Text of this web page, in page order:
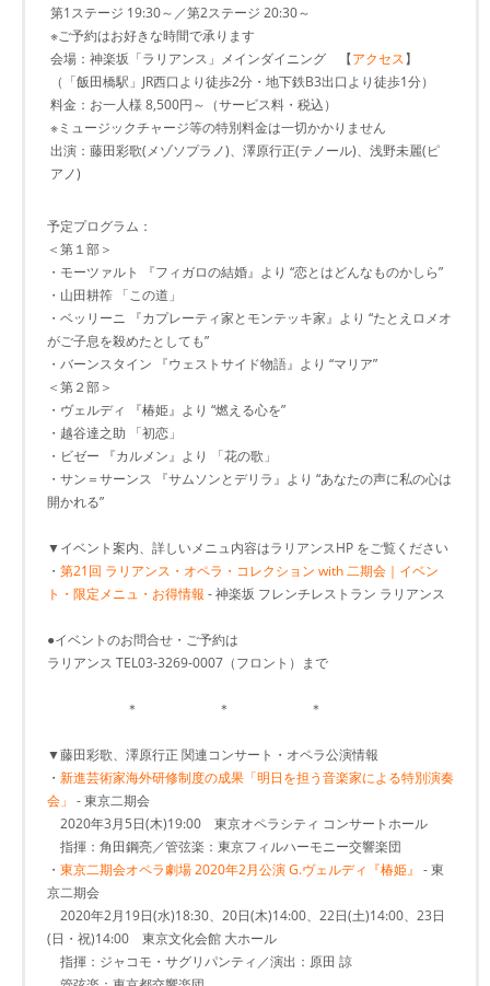
第1ステージ 19:30～／第2ステージ 20:30～
※ご予約はお好きな時間で承ります
会場：神楽坂「ラリアンス」メインダイニング 【アクセス】
（「飯田橋駅」JR西口より徒歩2分・地下鉄B3出口より徒歩1分）
料金：お一人様 8,500円～（サービス料・税込）
※ミュージックチャージ等の特別料金は一切かかりません
出演：藤田彩歌(メゾソプラノ)、澤原行正(テノール)、浅野未麗(ピ
アノ)
予定プログラム：
＜第１部＞
・モーツァルト 『フィガロの結婚』より “恋とはどんなものかしら”
・山田耕筰 「この道」
・ベッリーニ 『カプレーティ家とモンテッキ家』より “たとえロメオ
がご子息を殺めたとしても”
・バーンスタイン 『ウェストサイド物語』より “マリア”
＜第２部＞
・ヴェルディ 『椿姫』より “燃える心を”
・越谷達之助 「初恋」
・ビゼー 『カルメン』より 「花の歌」
・サン＝サーンス 『サムソンとデリラ』より “あなたの声に私の心は
開かれる”
▼イベント案内、詳しいメニュ内容はラリアンスHP をご覧ください
・ 第21回 ラリアンス・オペラ・コレクション with 二期会｜イベン
ト・限定メニュ・お得情報 - 神楽坂 フレンチレストラン ラリアンス
●イベントのお問合せ・ご予約は
ラリアンス TEL03-3269-0007（フロント）まで
＊ ＊ ＊
▼藤田彩歌、澤原行正 関連コンサート・オペラ公演情報
・ 新進芸術家海外研修制度の成果「明日を担う音楽家による特別演奏
会」 - 東京二期会
2020年3月5日(木)19:00 東京オペラシティ コンサートホール
指揮：角田鋼亮／管弦楽：東京フィルハーモニー交響楽団
・ 東京二期会オペラ劇場 2020年2月公演 G.ヴェルディ『椿姫』 - 東
京二期会
2020年2月19日(水)18:30、20日(木)14:00、22日(土)14:00、23日
(日・祝)14:00 東京文化会館 大ホール
指揮：ジャコモ・サグリパンティ／演出：原田 諒